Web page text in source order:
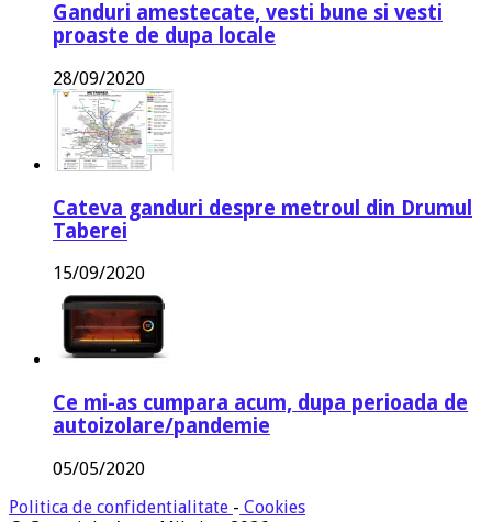
Ganduri amestecate, vesti bune si vesti
proaste de dupa locale
28/09/2020
Cateva ganduri despre metroul din Drumul
Taberei
15/09/2020
Ce mi-as cumpara acum, dupa perioada de
autoizolare/pandemie
05/05/2020
Politica de confidentialitate - Cookies